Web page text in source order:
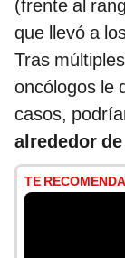
(frente al
que llevó a
Tras
oncólogos le
casos,
alrededor
TE